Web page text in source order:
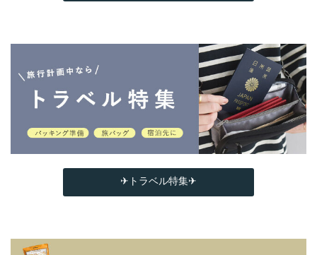
✈トラベル特集✈